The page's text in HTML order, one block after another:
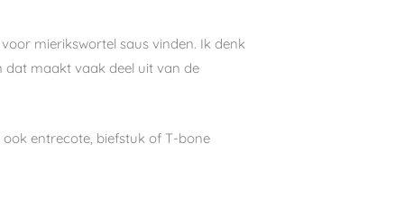
mierikswortel saus vinden. Ik denk
dat maakt vaak deel uit van de
entrecote, biefstuk of T-bone